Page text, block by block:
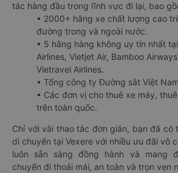
tác hàng đầu trong lĩnh vực đi lại, bao
• 2000+ hãng xe chất lượng cao
đường trong và ngoài nước.
• 5 hãng hàng không uy tín nhất
Airlines, Vietjet Air, Bamboo
Vietravel Airlines.
• Tổng công ty Đường sắt Việt
• Các đơn vị cho thuê xe máy,
trên toàn quốc.
Chỉ với vài thao tác đơn giản, bạn đã có
di chuyển tại Vexere với nhiều ưu đãi vô
luôn sẵn sàng đồng hành và mang
chuyến đi thoải mái, an toàn và trọn vẹn